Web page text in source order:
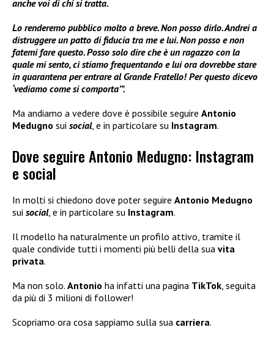
anche voi di chi si tratta.
Lo renderemo pubblico molto a breve. Non posso dirlo. Andrei a
distruggere un patto di fiducia tra me e lui. Non posso e non
fatemi fare questo. Posso solo dire che è un ragazzo con la
quale mi sento, ci stiamo frequentando e lui ora dovrebbe stare
in quarantena per entrare al Grande Fratello! Per questo dicevo
‘vediamo come si comporta’”.
Ma andiamo a vedere dove è possibile seguire Antonio
Medugno sui social, e in particolare su Instagram.
Dove seguire Antonio Medugno: Instagram
e social
In molti si chiedono dove poter seguire Antonio Medugno
sui social, e in particolare su Instagram.
Il modello ha naturalmente un profilo attivo, tramite il
quale condivide tutti i momenti più belli della sua vita
privata.
Ma non solo. Antonio ha infatti una pagina TikTok , seguita
da più di 3 milioni di follower!
Scopriamo ora cosa sappiamo sulla sua carriera.